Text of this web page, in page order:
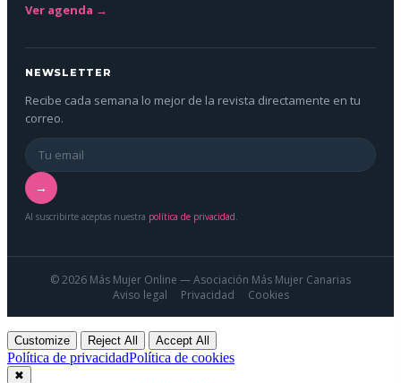
Ver agenda →
NEWSLETTER
Recibe cada semana lo mejor de la revista directamente en tu
correo.
→
Al suscribirte aceptas nuestra política de privacidad.
© 2026 Más Mujer Online — Asociación Más Mujer Canarias
Aviso legal
Privacidad Cookies
Customize Reject All Accept All
Política de privacidadPolítica de cookies
✖